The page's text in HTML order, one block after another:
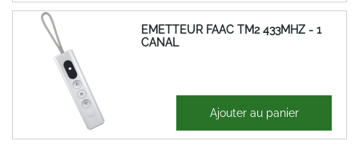
EMETTEUR FAAC TM2 433MHZ - 1
CANAL
Ajouter au panier